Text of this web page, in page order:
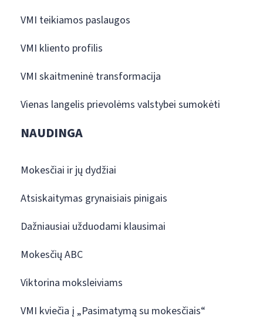
VMI teikiamos paslaugos
VMI kliento profilis
VMI skaitmeninė transformacija
Vienas langelis prievolėms valstybei sumokėti
NAUDINGA
Mokesčiai ir jų dydžiai
Atsiskaitymas grynaisiais pinigais
Dažniausiai užduodami klausimai
Mokesčių ABC
Viktorina moksleiviams
VMI kviečia į „Pasimatymą su mokesčiais“